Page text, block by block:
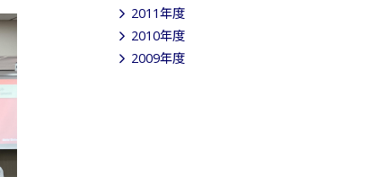
2011年度
2010年度
2009年度